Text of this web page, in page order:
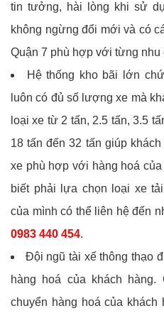
tin tưởng, hài lòng khi sử
không ngừng đổi mới và có
Quận 7 phù hợp với từng nhu
Hệ thống kho bãi lớn
luôn có đủ số lượng xe mà
loại xe từ 2 tấn, 2.5 tấn, 3.5
18 tấn đến 32 tấn giúp
xe phù hợp với hàng hoá
biết phải lựa chọn loại xe
của mình có thể liên hệ đến
0983 440 454.
Đội ngũ tài xế thông thạo
hàng hoá của khách
chuyển hàng hoá của